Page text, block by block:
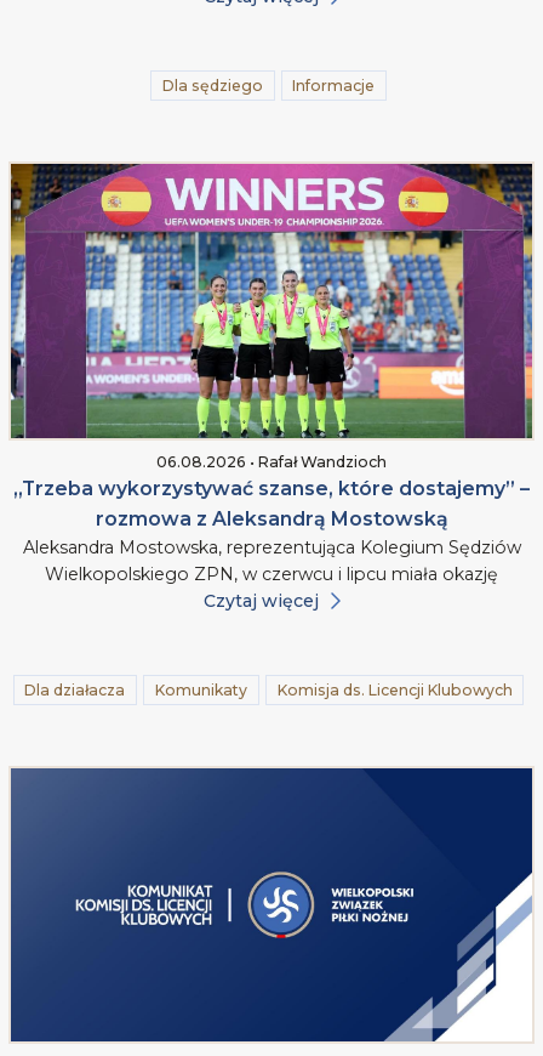
Dla sędziego Informacje
06.08.2026 • Rafał Wandzioch
„Trzeba wykorzystywać szanse, które dostajemy” –
rozmowa z Aleksandrą Mostowską
Aleksandra Mostowska, reprezentująca Kolegium Sędziów
Wielkopolskiego ZPN, w czerwcu i lipcu miała okazję
Czytaj więcej
Dla działacza Komunikaty Komisja ds. Licencji Klubowych